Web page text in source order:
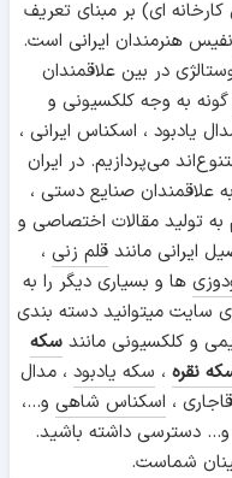
ای) بر مبنای تعریف
نفیس هنرمندان ایرانی است.
در بین علاقمندان
به وجه کلکسیونی و
یادبود ، اسکناس ایرانی ،
می‌پردازیم. در ایران
صنایع دستی ،
تولید مقالات اختصاصی و
ایرانی مانندقلم زنی ،
ها و بسیاری دیگر را به
سایت میتوانید دسته بندی
و کلکسیونی مانند سکه
نقره ، سکه یادبود ، مدال
، اسکناس شاهی و...،
دسترسی داشته باشید.
شماست.